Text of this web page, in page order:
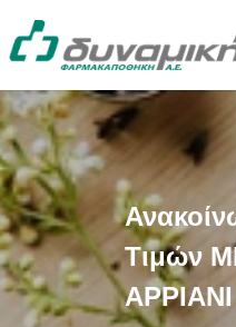
Τιμών